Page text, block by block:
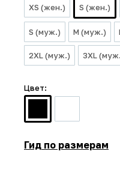
XS (жен.)
S (жен.)
S (муж.) M (муж.)
2XL (муж.) 3XL
Цвет:
Гид по размерам